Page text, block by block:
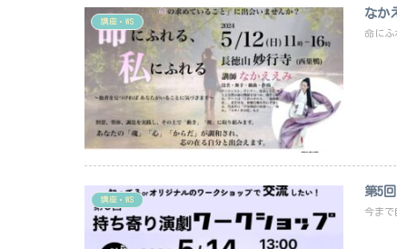
講座・WS
なか
命にふ
講座・WS
第5
今まで